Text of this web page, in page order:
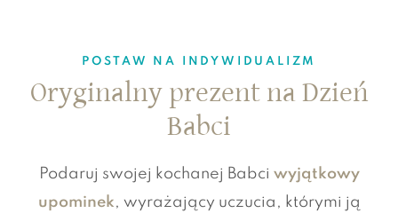
POSTAW NA INDYWIDUALIZM
Oryginalny prezent na Dzień
Babci
Podaruj swojej kochanej Babci wyjątkowy
upominek, wyrażający uczucia, którymi ją